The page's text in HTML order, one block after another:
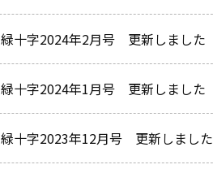
緑十字2024年2月号 更新しました
緑十字2024年1月号 更新しました
緑十字2023年12月号 更新しました